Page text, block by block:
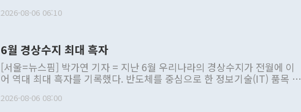
발언 중에는 정부 내 조율을 거치지 않은 사안을 정책으로 추진하겠다고 공
주의적 희망에 근거한 비현실적 구상'이라는 비판을 내놨다. 그동안 정 장
관의 대북 정책 관련 발언이 물의를 빚은 적은 여러 번 있지만 대통령과 유
관 부처 장관이 공개적으로 부정적 입장을 표명한 것은 이례적이다. 정 장
관의 무리한 대북 접근법과 월권을 제어해야 한다는 목소리도 높아지고 있
다. [정동영 통일부 장관이 지난달 23일 오후 서울 종로구 정부서울청사에
2026-08-06 06:10
6월 경상수지 최대 흑자
[서울=뉴스핌] 박가연 기자 = 지난 6월 우리나라의 경상수지가 전월에 이
어 역대 최대 흑자를 기록했다. 반도체를 중심으로 한 정보기술(IT) 품목 수
료=한국은행] 한국은행이 6일 발표한 '2026년 6월 국제수지(잠정)'에 따르
2026-08-06 08:00